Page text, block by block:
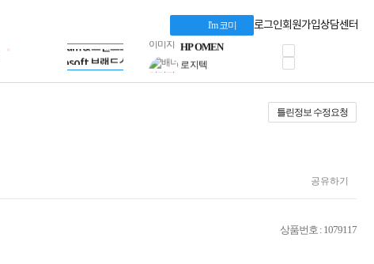
I'm 코미 로그인회원가입상담센터
LG gram & 브랜드스토어
Microsoft 브랜드스토어
AMD 브랜드스토어
Dell 구매 찬스
프로 에센셜
타협 없는 게이밍
HP OMEN
로지텍
틀린정보 수정요청
공유하기
상품번호 : 1079117